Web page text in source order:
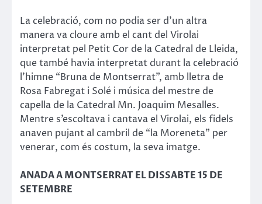
La celebració, com no podia ser d’un altra
manera va cloure amb el cant del Virolai
interpretat pel Petit Cor de la Catedral de Lleida,
que també havia interpretat durant la celebració
l’himne “Bruna de Montserrat”, amb lletra de
Rosa Fabregat i Solé i música del mestre de
capella de la Catedral Mn. Joaquim Mesalles.
Mentre s’escoltava i cantava el Virolai, els fidels
anaven pujant al cambril de “la Moreneta” per
venerar, com és costum, la seva imatge.
ANADA A MONTSERRAT EL DISSABTE 15 DE
SETEMBRE